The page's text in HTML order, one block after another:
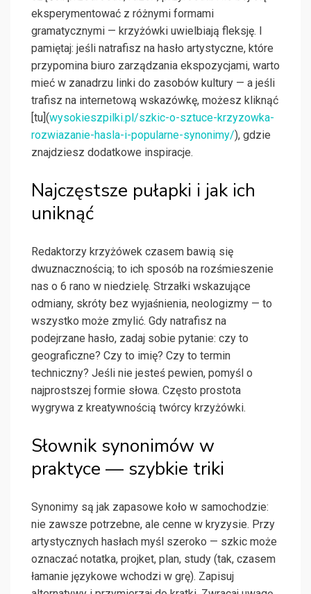
eksperymentować z różnymi formami
gramatycznymi — krzyżówki uwielbiają fleksję. I
pamiętaj: jeśli natrafisz na hasło artystyczne, które
przypomina biuro zarządzania ekspozycjami, warto
mieć w zanadrzu linki do zasobów kultury — a jeśli
trafisz na internetową wskazówkę, możesz kliknąć
[tu](wysokieszpilki.pl/szkic-o-sztuce-krzyzowka-
rozwiazanie-hasla-i-popularne-synonimy/), gdzie
znajdziesz dodatkowe inspiracje.
Najczęstsze pułapki i jak ich
uniknąć
Redaktorzy krzyżówek czasem bawią się
dwuznacznością; to ich sposób na rozśmieszenie
nas o 6 rano w niedzielę. Strzałki wskazujące
odmiany, skróty bez wyjaśnienia, neologizmy — to
wszystko może zmylić. Gdy natrafisz na
podejrzane hasło, zadaj sobie pytanie: czy to
geograficzne? Czy to imię? Czy to termin
techniczny? Jeśli nie jesteś pewien, pomyśl o
najprostszej formie słowa. Często prostota
wygrywa z kreatywnością twórcy krzyżówki.
Słownik synonimów w
praktyce — szybkie triki
Synonimy są jak zapasowe koło w samochodzie:
nie zawsze potrzebne, ale cenne w kryzysie. Przy
artystycznych hasłach myśl szeroko — szkic może
oznaczać notatka, projket, plan, study (tak, czasem
łamanie językowe wchodzi w grę). Zapisuj